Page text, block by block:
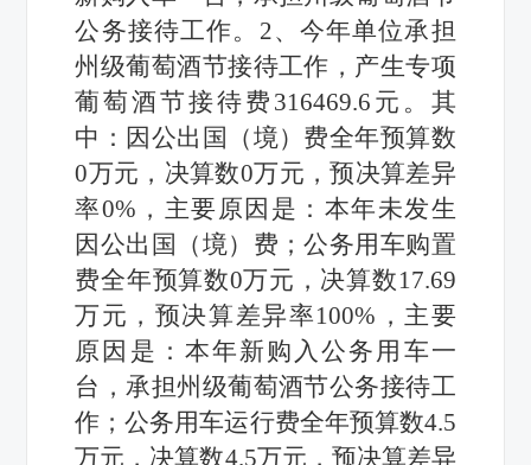
公务接待工作。 2、今年单位承担
州级葡萄酒节接待工作，产生专项
葡萄酒节接待费316469.6元。 其
中：因公出国（境）费全年预算数
0万元，决算数0万元，预决算差异
率0%， 主要原因是：本年未发生
因公出国（境）费 ； 公务用车购置
费全年预算数0万元，决算数17.69
万元，预决算差异率100%， 主要
原因是： 本年新购入公务用 车一
台，承担州级葡萄酒节公务接待工
作；公务用车运行费全年预算数4.5
万元，决算数4.5万元，预决算差异